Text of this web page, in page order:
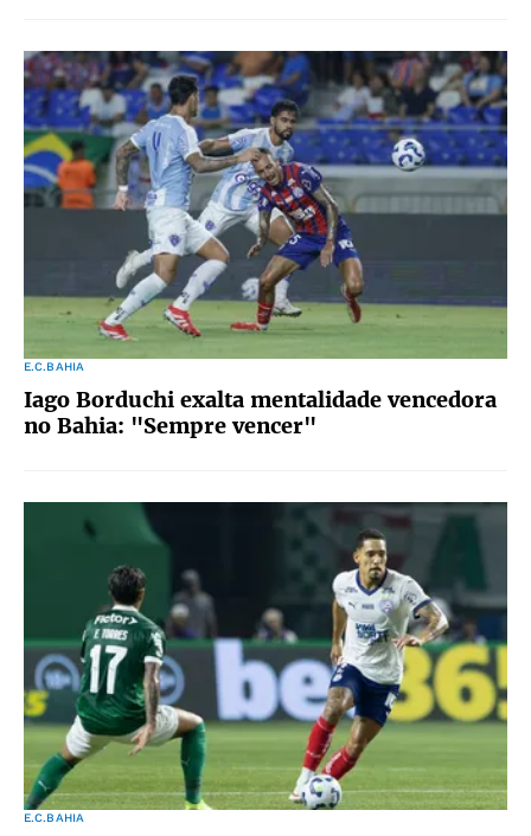
E.C.BAHIA
Iago Borduchi exalta mentalidade vencedora
no Bahia: "Sempre vencer"
E.C.BAHIA